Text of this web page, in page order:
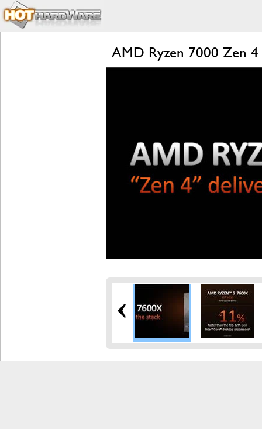
AMD Ryzen 7000 Zen 4